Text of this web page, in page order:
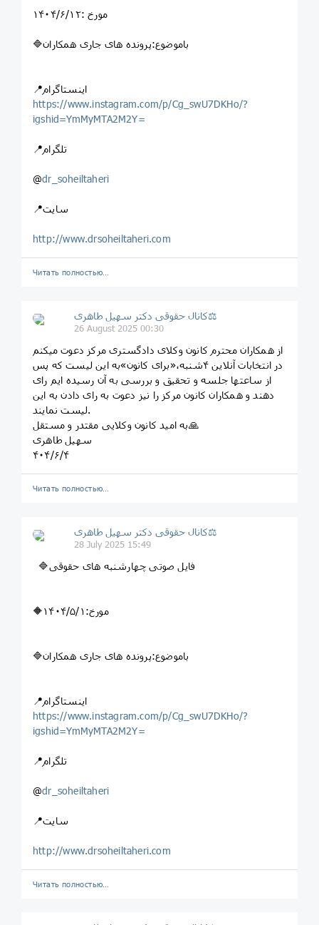
مورخ :۱۴۰۴/۶/۱۲
🔷باموضوع:پرونده های جاری همکاران
📍اینستاگرام
https://www.instagram.com/p/Cg_swU7DKHo/?
igshid=YmMyMTA2M2Y=
📍تلگرام
@dr_soheiltaheri
📍سایت
http://www.drsoheiltaheri.com
Читать полностью…
کانال حقوقی دکتر سهيل طاهری⚖
26 August 2025 00:30
از همکاران محترم کانون وکلای دادگستری مرکز دعوت میکنم
در انتخابات آنلاین ۴شنبه،«برای کانون»به این لیست که پس
از ساعتها جلسه و تحقیق و بررسی به آن رسیده ایم رای
دهند و همکاران کانون مرکز را نیز دعوت به رای دادن به این
لیست نمایند.
به امید کانون وکلایی مقتدر و مستقل🙏
سهیل طاهری
۴۰۴/۶/۴
Читать полностью…
کانال حقوقی دکتر سهيل طاهری⚖
28 July 2025 15:49
🔷فایل صوتی چهارشنبه های حقوقی
🔶مورخ:۱۴۰۴/۵/۱
🔷باموضوع:پرونده های جاری همکاران
📍اینستاگرام
https://www.instagram.com/p/Cg_swU7DKHo/?
igshid=YmMyMTA2M2Y=
📍تلگرام
@dr_soheiltaheri
📍سایت
http://www.drsoheiltaheri.com
Читать полностью…